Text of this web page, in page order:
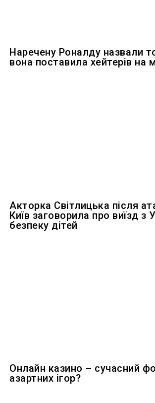
Наречену Роналду назвали
вона поставила хейтерів на
Акторка Світлицька після
Київ заговорила про виїзд з
безпеку дітей
Онлайн казино – сучасний
азартних ігор?